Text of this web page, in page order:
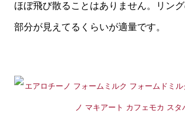
ほぼ飛び散ることはありません。リン
部分が見えてるくらいが適量です。